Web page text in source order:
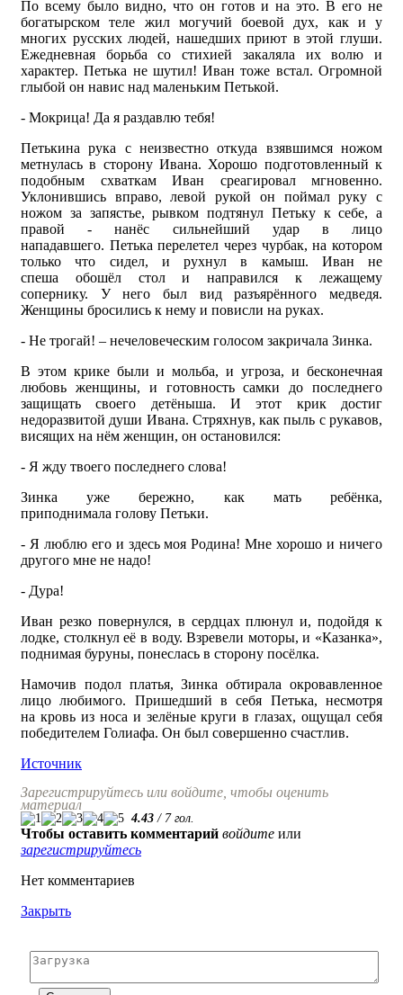
По всему было видно, что он готов и на это. В его не
богатырском теле жил могучий боевой дух, как и у
многих русских людей, нашедших приют в этой глуши.
Ежедневная борьба со стихией закаляла их волю и
характер. Петька не шутил! Иван тоже встал. Огромной
глыбой он навис над маленьким Петькой.
- Мокрица! Да я раздавлю тебя!
Петькина рука с неизвестно откуда взявшимся ножом
метнулась в сторону Ивана. Хорошо подготовленный к
подобным схваткам Иван среагировал мгновенно.
Уклонившись вправо, левой рукой он поймал руку с
ножом за запястье, рывком подтянул Петьку к себе, а
правой - нанёс сильнейший удар в лицо
нападавшего. Петька перелетел через чурбак, на котором
только что сидел, и рухнул в камыш. Иван не
спеша обошёл стол и направился к лежащему
сопернику. У него был вид разъярённого медведя.
Женщины бросились к нему и повисли на руках.
- Не трогай! – нечеловеческим голосом закричала Зинка.
В этом крике были и мольба, и угроза, и бесконечная
любовь женщины, и готовность самки до последнего
защищать своего детёныша. И этот крик достиг
недоразвитой души Ивана. Стряхнув, как пыль с рукавов,
висящих на нём женщин, он остановился:
- Я жду твоего последнего слова!
Зинка уже бережно, как мать ребёнка,
приподнимала голову Петьки.
- Я люблю его и здесь моя Родина! Мне хорошо и ничего
другого мне не надо!
- Дура!
Иван резко повернулся, в сердцах плюнул и, подойдя к
лодке, столкнул её в воду. Взревели моторы, и «Казанка»,
поднимая буруны, понеслась в сторону посёлка.
Намочив подол платья, Зинка обтирала окровавленное
лицо любимого. Пришедший в себя Петька, несмотря
на кровь из носа и зелёные круги в глазах, ощущал себя
победителем Голиафа. Он был совершенно счастлив.
Источник
Зарегистрируйтесь или войдите, чтобы оценить
материал
4.43 / 7гол.
Чтобы оставить комментарий войдите или
зарегистрируйтесь
Нет комментариев
Закрыть